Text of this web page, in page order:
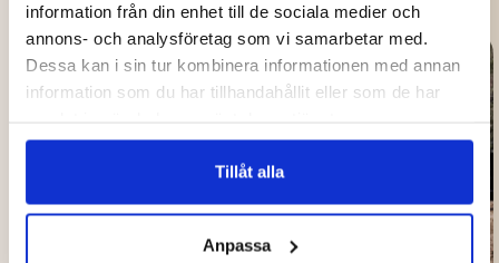
information från din enhet till de sociala medier och
annons- och analysföretag som vi samarbetar med.
Dessa kan i sin tur kombinera informationen med annan
information som du har tillhandahållit eller som de har
Tillåt alla
Anpassa